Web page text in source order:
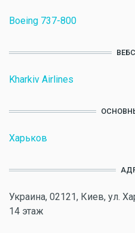
Boeing 737-800
Kharkiv Airlines
Харьков
Украина, 02121, Киев, ул.
14 этаж